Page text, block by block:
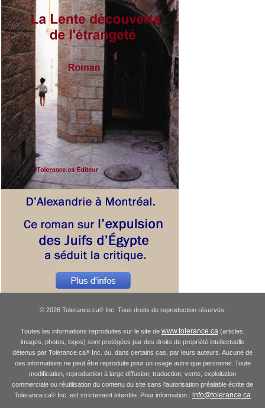
© 2026 Tolerance.ca®Inc. Tous droits de reproduction réservés.
Toutes les informations reproduites sur le site de www.tolerance.ca (articles,
images, photos, logos) sont protégées par des droits de propriété intellectuelle
détenus par Tolerance.ca® Inc. ou, dans certains cas, par leurs auteurs. Aucune de
ces informations ne peut être reproduite pour un usage autre que personnel. Toute
modification, reproduction à large diffusion, traduction, vente, exploitation
commerciale ou réutilisation du contenu du site sans l'autorisation préalable écrite de
Tolerance.ca® Inc. est strictement interdite. Pour information : info@tolerance.ca